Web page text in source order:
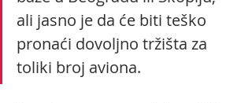
ali jasno je da će biti teško
pronaći dovoljno tržišta za
toliki broj aviona.